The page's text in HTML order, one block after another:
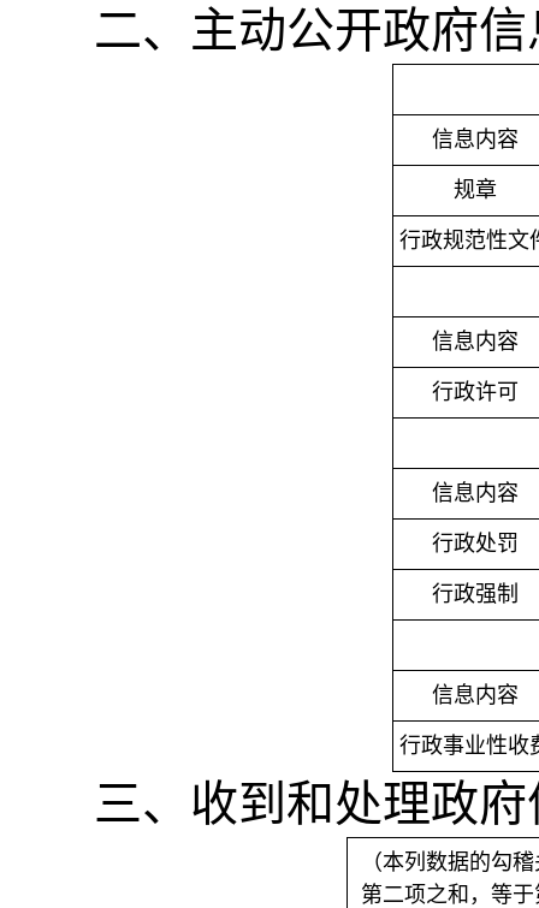
二、主动公开政府
信息内容
规章
行政规范性文
信息内容
行政许可
信息内容
行政处罚
行政强制
信息内容
行政事业性收
三、收到和处理政
（本列数据的勾
第二项之和，等